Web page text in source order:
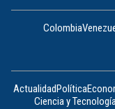
Colombia
ActualidadPolítica
Ciencia y